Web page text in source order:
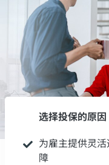
选择投保的原因
为雇主提供灵
障